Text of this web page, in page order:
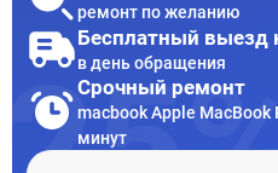
ремонт по желанию
Бесплатный выезд
в день обращения
Срочный ремонт
macbook Apple MacBook
минут